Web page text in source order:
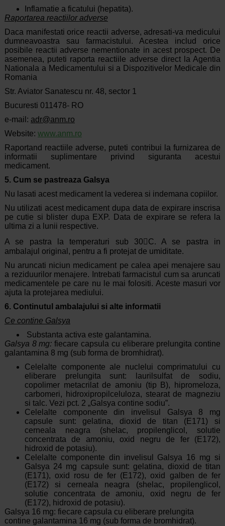
Inflamatie a ficatului (hepatita).
Raportarea reactiilor adverse
Daca manifestati orice reactii adverse, adresati-va medicului
dumneavoastra sau farmacistului. Acestea includ orice
posibile reactii adverse nementionate in acest prospect. De
asemenea, puteti raporta reactiile adverse direct la Agentia
Nationala a Medicamentului si a Dispozitivelor Medicale din
Romania
Str. Aviator Sanatescu nr. 48, sector 1
Bucuresti 011478- RO
e-mail: adr@anm.ro
Website: www.anm.ro
Raportand reactiile adverse, puteti contribui la furnizarea de
informatii suplimentare privind siguranta acestui
medicament.
5. Cum se pastreaza Galsya
Nu lasati acest medicament la vederea si indemana copiilor.
Nu utilizati acest medicament dupa data de expirare inscrisa
pe cutie si blister dupa EXP. Data de expirare se refera la
ultima zi a lunii respective.
A se pastra la temperaturi sub 30C. A se pastra in
ambalajul original, pentru a fi protejat de umiditate.
Nu aruncati niciun medicament pe calea apei menajere sau
a reziduurilor menajere. Intrebati farmacistul cum sa aruncati
medicamentele pe care nu le mai folositi. Aceste masuri vor
ajuta la protejarea mediului.
6. Continutul ambalajului si alte informatii
Ce contine Galsya
Substanta activa este galantamina.
Galsya 8 mg: fiecare capsula cu eliberare prelungita contine
galantamina 8 mg (sub forma de bromhidrat).
Celelalte componente ale nuclelui comprimatului cu
eliberare prelungita sunt: laurilsulfat de sodiu,
copolimer metacrilat de amoniu (tip B), hipromeloza,
carbomeri, hidroxipropilceluloza, stearat de magneziu
si talc. Vezi pct. 2 „Galsya contine sodiu”.
Celelalte componente din invelisul Galsya 8 mg
capsule sunt: gelatina, dioxid de titan (E171) si
cerneala neagra (shelac, propilenglicol, solutie
concentrata de amoniu, oxid negru de fer (E172),
hidroxid de potasiu).
Celelalte componente din invelisul Galsya 16 mg si
Galsya 24 mg capsule sunt: gelatina, dioxid de titan
(E171), oxid rosu de fer (E172), oxid galben de fer
(E172) si cerneala neagra (shelac, propilenglicol,
solutie concentrata de amoniu, oxid negru de fer
(E172), hidroxid de potasiu).
Galsya 16 mg: fiecare capsula cu eliberare prelungita
contine galantamina 16 mg (sub forma de bromhidrat).